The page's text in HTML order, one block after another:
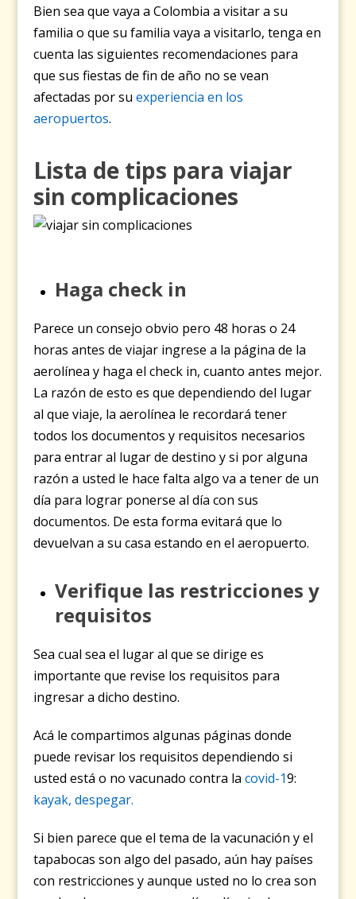
Bien sea que vaya a Colombia a visitar a su
familia o que su familia vaya a visitarlo, tenga en
cuenta las siguientes recomendaciones para
que sus fiestas de fin de año no se vean
afectadas por suexperiencia en los
aeropuertos.
Lista de tips para viajar
sin complicaciones
Haga check in
Parece un consejo obvio pero 48 horas o 24
horas antes de viajar ingrese a la página de la
aerolínea y haga el check in, cuanto antes mejor.
La razón de esto es que dependiendo del lugar
al que viaje, la aerolínea le recordará tener
todos los documentos y requisitos necesarios
para entrar al lugar de destino y si por alguna
razón a usted le hace falta algo va a tener de un
día para lograr ponerse al día con sus
documentos. De esta forma evitará que lo
devuelvan a su casa estando en el aeropuerto.
Verifique las restricciones y
requisitos
Sea cual sea el lugar al que se dirige es
importante que revise los requisitos para
ingresar a dicho destino.
Acá le compartimos algunas páginas donde
puede revisar los requisitos dependiendo si
usted está o no vacunado contra lacovid-19:
kayak, despegar.
Si bien parece que el tema de la vacunación y el
tapabocas son algo del pasado, aún hay países
con restricciones y aunque usted no lo crea son